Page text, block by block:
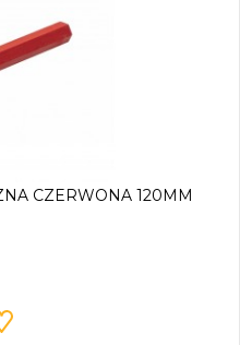
CZERWONA 120MM